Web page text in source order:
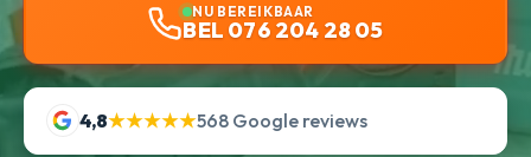
NU BEREIKBAAR
BEL 076 204 28 05
4,8★★★★★568 Google reviews